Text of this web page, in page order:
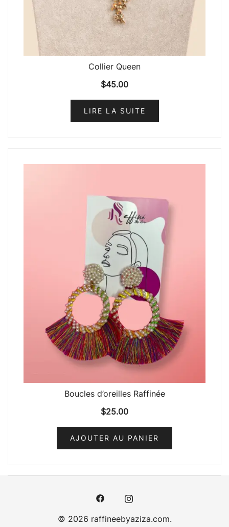
Collier Queen
$45.00
LIRE LA SUITE
Boucles d’oreilles Raffinée
$25.00
AJOUTER AU PANIER
© 2026 raffineebyaziza.com.